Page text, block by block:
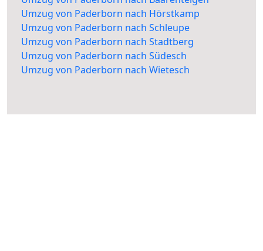
Umzug von Paderborn nach Hörstkamp
Umzug von Paderborn nach Schleupe
Umzug von Paderborn nach Stadtberg
Umzug von Paderborn nach Südesch
Umzug von Paderborn nach Wietesch